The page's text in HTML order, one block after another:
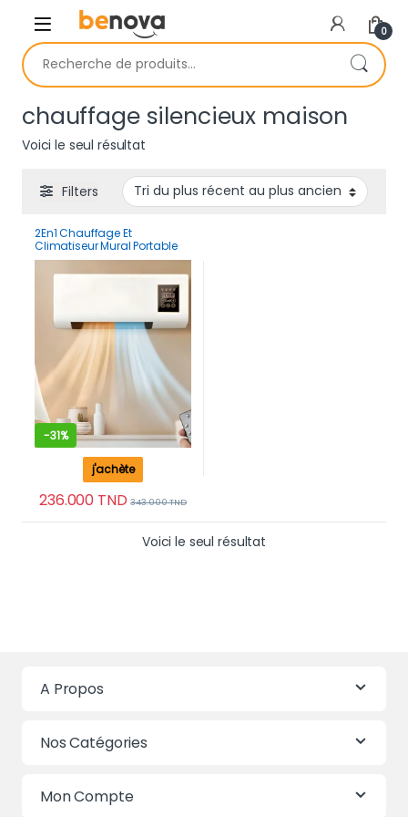
Skip to navigation
Skip to content
0
Recherche pour :
chauffage silencieux maison
Voici le seul résultat
Filters
2En1 Chauffage Et
Climatiseur Mural Portable
Intelligent Avec
Télécommande Et Ecran
-31%
236.000 TND 343.000TND
j'achète
Voici le seul résultat
A Propos
Nos Catégories
Mon Compte